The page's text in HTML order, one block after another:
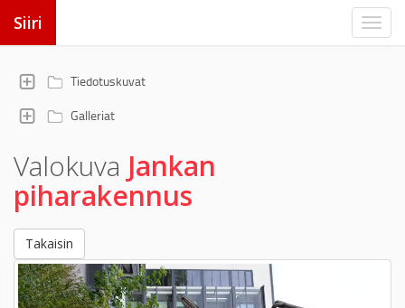
Siiri
Tiedotuskuvat
Galleriat
Valokuva Jankan
piharakennus
Takaisin